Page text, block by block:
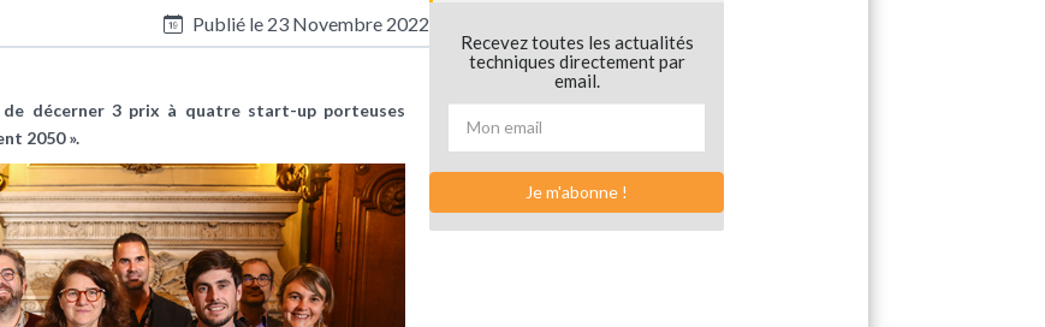
Publié le 23 Novembre 2022
de décerner 3 prix à quatre start-up porteuses
2050 ».
Recevez toutes les actualités
techniques directement par
email.
Je m'abonne !